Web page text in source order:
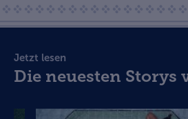
Jetzt lesen
Die neuesten Storys